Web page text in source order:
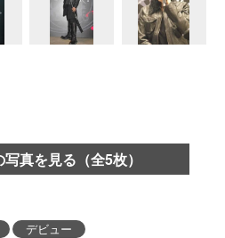
真を見る（全5枚）
デビュー